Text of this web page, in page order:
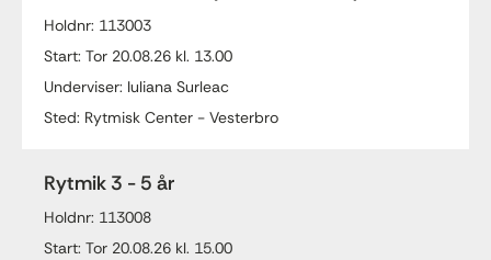
Holdnr: 113003
Start: Tor 20.08.26 kl. 13.00
Underviser: Iuliana Surleac
Sted: Rytmisk Center - Vesterbro
Rytmik 3 - 5 år
Holdnr: 113008
Start: Tor 20.08.26 kl. 15.00